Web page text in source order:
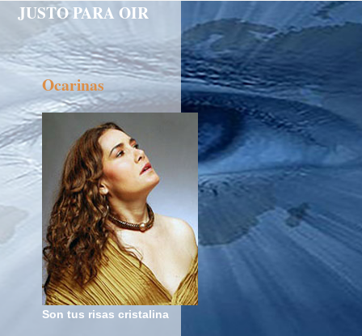
JUSTO PARA OIR
Ocarinas
Son tus risas cristalina